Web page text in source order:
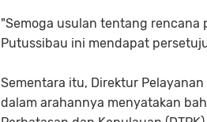
"Semoga usulan tentang rencana
Putussibau ini mendapat
Sementara itu, Direktur
dalam arahannya menyatakan